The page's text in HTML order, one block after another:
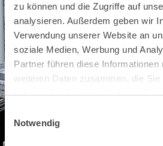
zu können und die Zugriffe auf
analysieren. Außerdem geben wir
Verwendung unserer Website an
soziale Medien, Werbung und
Partner führen diese
weiteren Daten zusammen, die Sie
haben oder die sie im Rahmen
Einwilligungsauswahl
Notwendig